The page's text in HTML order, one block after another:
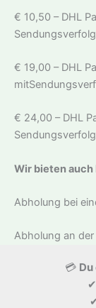
€ 10,50 – DHL
€ 19,00 – DHL
€ 24,00 – DHL
Wir bieten
Abholung bei
Abholung an
💳